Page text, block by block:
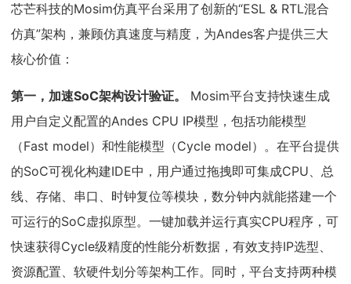
芯芒科技的Mosim仿真平台采用了创新的“ESL & RTL混合
仿真”架构，兼顾仿真速度与精度，为Andes客户提供三大
核心价值：
第一，加速SoC架构设计验证。
Mosim平台支持快速生成
用户自定义配置的Andes CPU IP模型，包括功能模型
（Fast model）和性能模型（Cycle model）。在平台提供
的SoC可视化构建IDE中，用户通过拖拽即可集成CPU、总
线、存储、串口、时钟复位等模块，数分钟内就能搭建一个
可运行的SoC虚拟原型。一键加载并运行真实CPU程序，可
快速获得Cycle级精度的性能分析数据，有效支持IP选型、
资源配置、软硬件划分等架构工作。同时，平台支持两种模